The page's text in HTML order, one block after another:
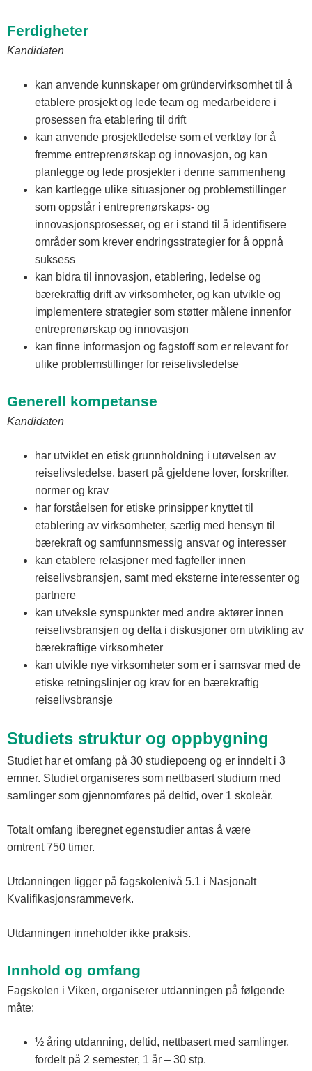
Ferdigheter
Kandidaten
kan anvende kunnskaper om gründervirksomhet til å
etablere prosjekt og lede team og medarbeidere i
prosessen fra etablering til drift
kan anvende prosjektledelse som et verktøy for å
fremme entreprenørskap og innovasjon, og kan
planlegge og lede prosjekter i denne sammenheng
kan kartlegge ulike situasjoner og problemstillinger
som oppstår i entreprenørskaps- og
innovasjonsprosesser, og er i stand til å identifisere
områder som krever endringsstrategier for å oppnå
suksess
kan bidra til innovasjon, etablering, ledelse og
bærekraftig drift av virksomheter, og kan utvikle og
implementere strategier som støtter målene innenfor
entreprenørskap og innovasjon
kan finne informasjon og fagstoff som er relevant for
ulike problemstillinger for reiselivsledelse
Generell kompetanse
Kandidaten
har utviklet en etisk grunnholdning i utøvelsen av
reiselivsledelse, basert på gjeldene lover, forskrifter,
normer og krav
har forståelsen for etiske prinsipper knyttet til
etablering av virksomheter, særlig med hensyn til
bærekraft og samfunnsmessig ansvar og interesser
kan etablere relasjoner med fagfeller innen
reiselivsbransjen, samt med eksterne interessenter og
partnere
kan utveksle synspunkter med andre aktører innen
reiselivsbransjen og delta i diskusjoner om utvikling av
bærekraftige virksomheter
kan utvikle nye virksomheter som er i samsvar med de
etiske retningslinjer og krav for en bærekraftig
reiselivsbransje
Studiets struktur og oppbygning
Studiet har et omfang på 30 studiepoeng og er inndelt i 3
emner. Studiet organiseres som nettbasert studium med
samlinger som gjennomføres på deltid, over 1 skoleår.
Totalt omfang iberegnet egenstudier antas å være
omtrent 750 timer.
Utdanningen ligger på fagskolenivå 5.1 i Nasjonalt
Kvalifikasjonsrammeverk.
Utdanningen inneholder ikke praksis.
Innhold og omfang
Fagskolen i Viken, organiserer utdanningen på følgende
måte:
½ åring utdanning, deltid, nettbasert med samlinger,
fordelt på 2 semester, 1 år – 30 stp.